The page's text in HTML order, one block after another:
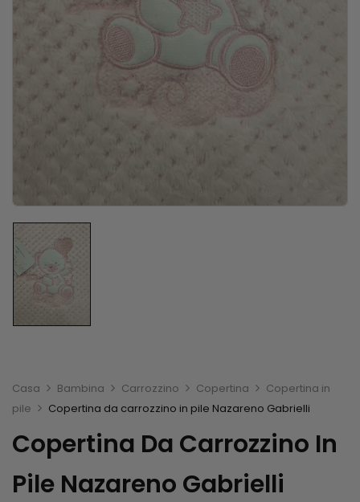
Casa Bambina Carrozzino Copertina
Copertina in
pile
Copertina da carrozzino in pile Nazareno Gabrielli
Copertina Da Carrozzino In
Pile Nazareno Gabrielli